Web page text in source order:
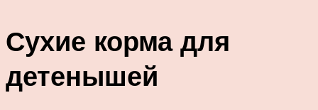
Сухие корма для
детенышей